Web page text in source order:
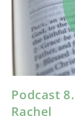
Podcast
Rachel